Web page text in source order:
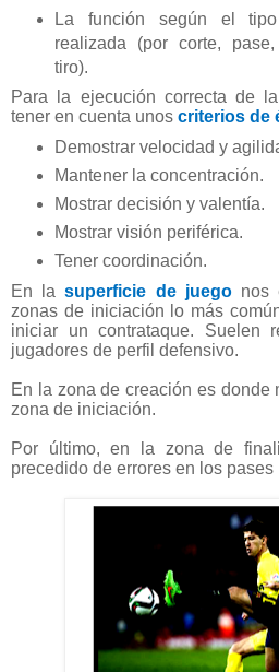
La función según el tipo
realizada (por corte,
tiro).
Para la ejecución correcta de
tener en cuenta unos criterios de
Demostrar velocidad y
Mantener la concentración.
Mostrar decisión y valentía.
Mostrar visión periférica.
Tener coordinación.
En lasuperficie de juegonos
zonas de iniciación lo más
iniciar un contrataque. Suelen
jugadores de perfil defensivo.
En la zona de creación es donde
zona de iniciación.
Por último, en la zona de
precedido de errores en los pases